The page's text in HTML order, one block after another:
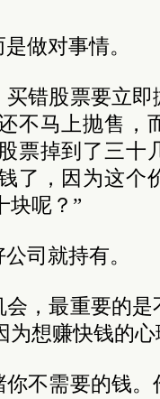
做对事情。
错股票要立
不马上抛售，
票掉到了三十
了，因为这个
块呢？”
司就持有。
，最重要的
为想赚快钱的
不需要的钱